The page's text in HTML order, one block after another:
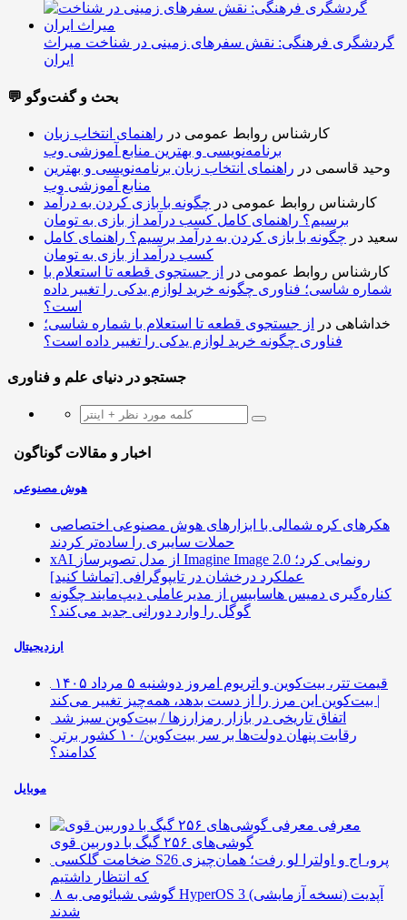
گردشگری فرهنگی: نقش سفرهای زمینی در شناخت میراث
ایران
💬 بحث و گفت‌وگو
کارشناس روابط عمومی در راهنمای انتخاب زبان
برنامه‌نویسی و بهترین منابع آموزشی وب
وحید قاسمی در راهنمای انتخاب زبان برنامه‌نویسی و بهترین
منابع آموزشی وب
کارشناس روابط عمومی در چگونه با بازی کردن به درآمد
برسیم؟ راهنمای کامل کسب درآمد از بازی به تومان
سعید در چگونه با بازی کردن به درآمد برسیم؟ راهنمای کامل
کسب درآمد از بازی به تومان
کارشناس روابط عمومی در
از جستجوی قطعه تا استعلام با
شماره شاسی؛ فناوری چگونه خرید لوازم یدکی را تغییر داده
است؟
خداشاهی در
از جستجوی قطعه تا استعلام با شماره شاسی؛
فناوری چگونه خرید لوازم یدکی را تغییر داده است؟
جستجو در دنیای علم و فناوری
اخبار و مقالات گوناگون
هوش مصنوعی
هکرهای کره شمالی با ابزارهای هوش مصنوعی اختصاصی
حملات سایبری را ساده‌تر کردند
xAI از مدل تصویرساز Imagine Image 2.0 رونمایی کرد؛
عملکرد درخشان در تایپوگرافی [تماشا کنید]
کناره‌گیری دمیس هاسابیس از مدیرعاملی دیپ‌مایند چگونه
گوگل را وارد دورانی جدید می‌کند؟
ارزدیجیتال
قیمت تتر، بیت‌کوین و اتریوم امروز دوشنبه ۵ مرداد ۱۴۰۵
| بیت‌کوین این مرز را از دست بدهد، همه‌چیز تغییر می‌کند
اتفاق تاریخی در بازار رمزارزها / بیت‌کوین سبز شد
رقابت پنهان دولت‌ها بر سر بیت‌کوین/ ۱۰ کشور برتر
کدامند؟
موبایل
معرفی
گوشی‌های ۲۵۶ گیگ با دوربین قوی
ضخامت گلکسی S26 پرو، اج و اولترا لو رفت؛ همان‌چیزی
که انتظار داشتیم
۸ گوشی شیائومی به HyperOS 3 (نسخه آزمایشی) آپدیت
شدند